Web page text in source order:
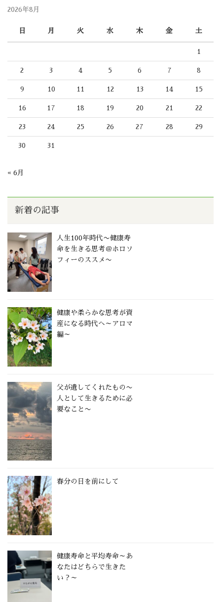
2026年8月
日 月 火 水 木 金 土
1
2 3 4 5 6 7 8
9 10 11 12 13 14 15
16 17 18 19 20 21 22
23 24 25 26 27 28 29
30 31
« 6月
新着の記事
人生100年時代〜健康寿
命を生きる思考＠ホロソ
フィーのススメ〜
健康や柔らかな思考が資
産になる時代へ～アロマ
編～
父が遺してくれたもの〜
人として生きるために必
要なこと〜
春分の日を前にして
健康寿命と平均寿命～あ
なたはどちらで生きた
い？～